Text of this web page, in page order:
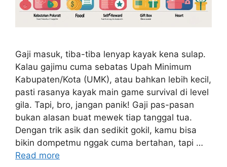
Gaji masuk, tiba-tiba lenyap kayak kena sulap.
Kalau gajimu cuma sebatas Upah Minimum
Kabupaten/Kota (UMK), atau bahkan lebih kecil,
pasti rasanya kayak main game survival di level
gila. Tapi, bro, jangan panik! Gaji pas-pasan
bukan alasan buat mewek tiap tanggal tua.
Dengan trik asik dan sedikit gokil, kamu bisa
bikin dompetmu nggak cuma bertahan, tapi …
Read more